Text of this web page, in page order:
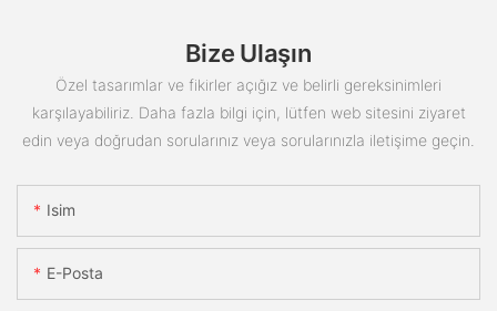
Bize Ulaşın
Özel tasarımlar ve fikirler açığız ve belirli gereksinimleri
karşılayabiliriz. Daha fazla bilgi için, lütfen web sitesini ziyaret
edin veya doğrudan sorularınız veya sorularınızla iletişime geçin.
Isim
E-Posta